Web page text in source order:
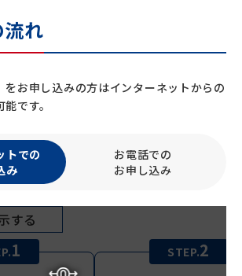
れ
をお申し込みの方はインターネットからの
です。
トでの
み
お電話での
お申し込み
する
1 STEP.2